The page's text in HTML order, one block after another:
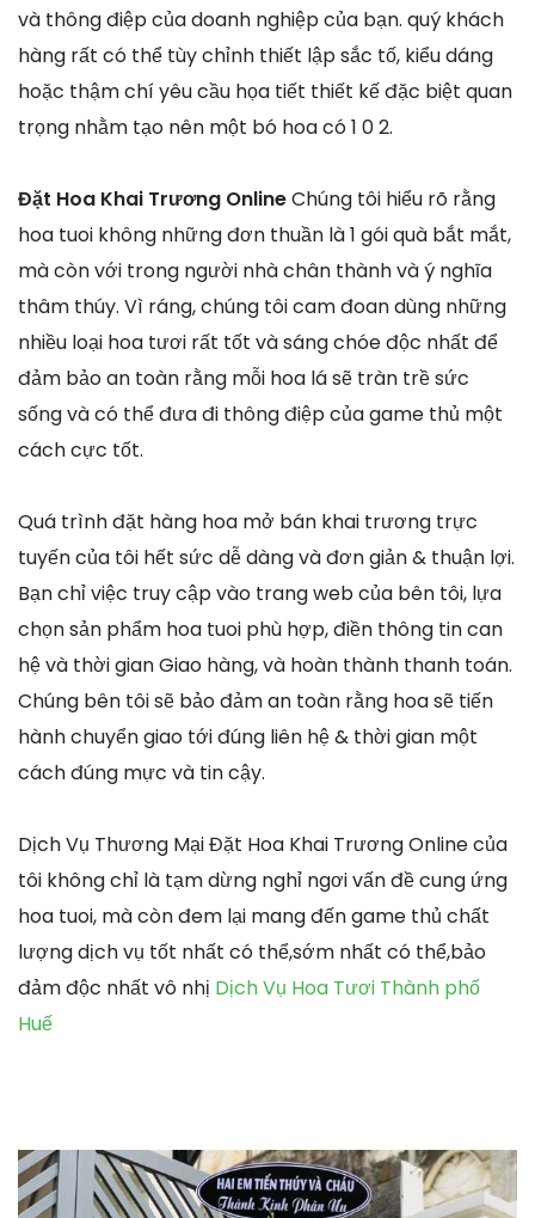
và thông điệp của doanh nghiệp của bạn. quý khách
hàng rất có thể tùy chỉnh thiết lập sắc tố, kiểu dáng
hoặc thậm chí yêu cầu họa tiết thiết kế đặc biệt quan
trọng nhằm tạo nên một bó hoa có 1 0 2.
Đặt Hoa Khai Trương OnlineChúng tôi hiểu rõ rằng
hoa tuoi không những đơn thuần là 1 gói quà bắt mắt,
mà còn với trong người nhà chân thành và ý nghĩa
thâm thúy. Vì ráng, chúng tôi cam đoan dùng những
nhiều loại hoa tươi rất tốt và sáng chóe độc nhất để
đảm bảo an toàn rằng mỗi hoa lá sẽ tràn trề sức
sống và có thể đưa đi thông điệp của game thủ một
cách cực tốt.
Quá trình đặt hàng hoa mở bán khai trương trực
tuyến của tôi hết sức dễ dàng và đơn giản & thuận lợi.
Bạn chỉ việc truy cập vào trang web của bên tôi, lựa
chọn sản phẩm hoa tuoi phù hợp, điền thông tin can
hệ và thời gian Giao hàng, và hoàn thành thanh toán.
Chúng bên tôi sẽ bảo đảm an toàn rằng hoa sẽ tiến
hành chuyển giao tới đúng liên hệ & thời gian một
cách đúng mực và tin cậy.
Dịch Vụ Thương Mại Đặt Hoa Khai Trương Online của
tôi không chỉ là tạm dừng nghỉ ngơi vấn đề cung ứng
hoa tuoi, mà còn đem lại mang đến game thủ chất
lượng dịch vụ tốt nhất có thể,sớm nhất có thể,bảo
đảm độc nhất vô nhị Dịch Vụ Hoa Tươi Thành phố
Huế